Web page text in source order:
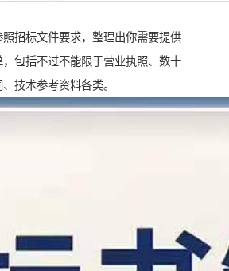
招标文件要求，整理出你需要提供
包括不过不能限于营业执照、数十
技术参考资料各类。